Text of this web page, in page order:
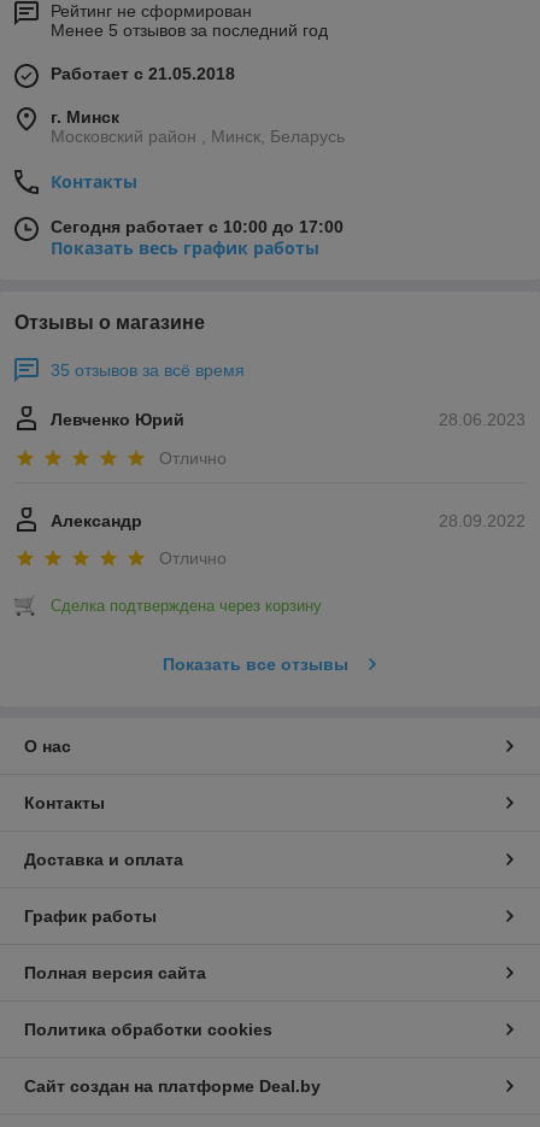
Рейтинг не сформирован
Менее 5 отзывов за последний год
Работает с 21.05.2018
г. Минск
Московский район , Минск, Беларусь
Контакты
Сегодня работает с 10:00 до 17:00
Показать весь график работы
Отзывы о магазине
35 отзывов за всё время
28.06.2023
Левченко Юрий
Отлично
28.09.2022
Александр
Отлично
Сделка подтверждена через корзину
Показать все отзывы
О нас
Контакты
Доставка и оплата
График работы
Полная версия сайта
Политика обработки cookies
Сайт создан на платформе Deal.by